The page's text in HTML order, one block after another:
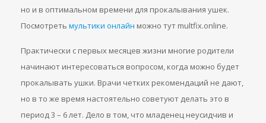
но и в оптимальном времени для прокалывания ушек.
Посмотреть мультики онлайн можно тут multfix.online.
Практически с первых месяцев жизни многие родители
начинают интересоваться вопросом, когда можно будет
прокалывать ушки. Врачи четких рекомендаций не дают,
но в то же время настоятельно советуют делать это в
период 3 – 6 лет. Дело в том, что младенец неусидчив и